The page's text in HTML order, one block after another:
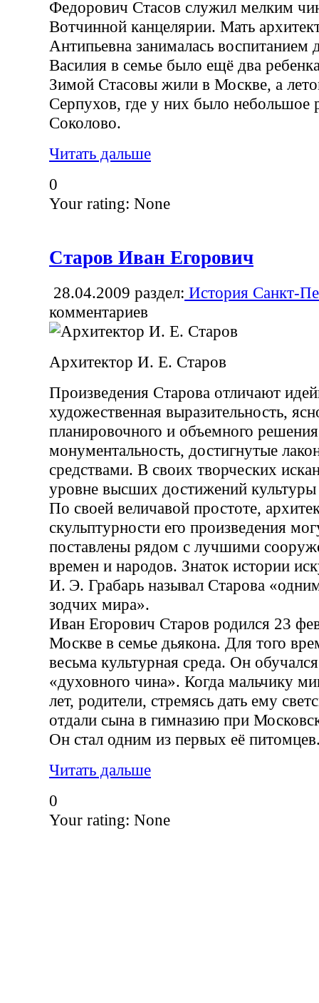
Федорович Стасов служил мелким
Вотчинной канцелярии. Мать
Антипьевна занималась воспитанием
Василия в семье было ещё два
Зимой Стасовы жили в Москве, а
Серпухов, где у них было небольшое
Соколово.
Читать дальше
0
Your rating: None
Старов Иван Егорович
28.04.2009 раздел: История Санкт-
комментариев
Архитектор И. Е. Старов
Произведения Старова отличают
художественная выразительность,
планировочного и объемного
монументальность, достигнутые
средствами. В своих творческих
уровне высших достижений культуры
По своей величавой простоте,
скульптурности его произведения
поставлены рядом с лучшими
времен и народов. Знаток истории
И. Э. Грабарь называл Старова
зодчих мира».
Иван Егорович Старов родился 23
Москве в семье дьякона. Для того
весьма культурная среда. Он
«духовного чина». Когда мальчику
лет, родители, стремясь дать ему
отдали сына в гимназию при
Он стал одним из первых её
Читать дальше
0
Your rating: None